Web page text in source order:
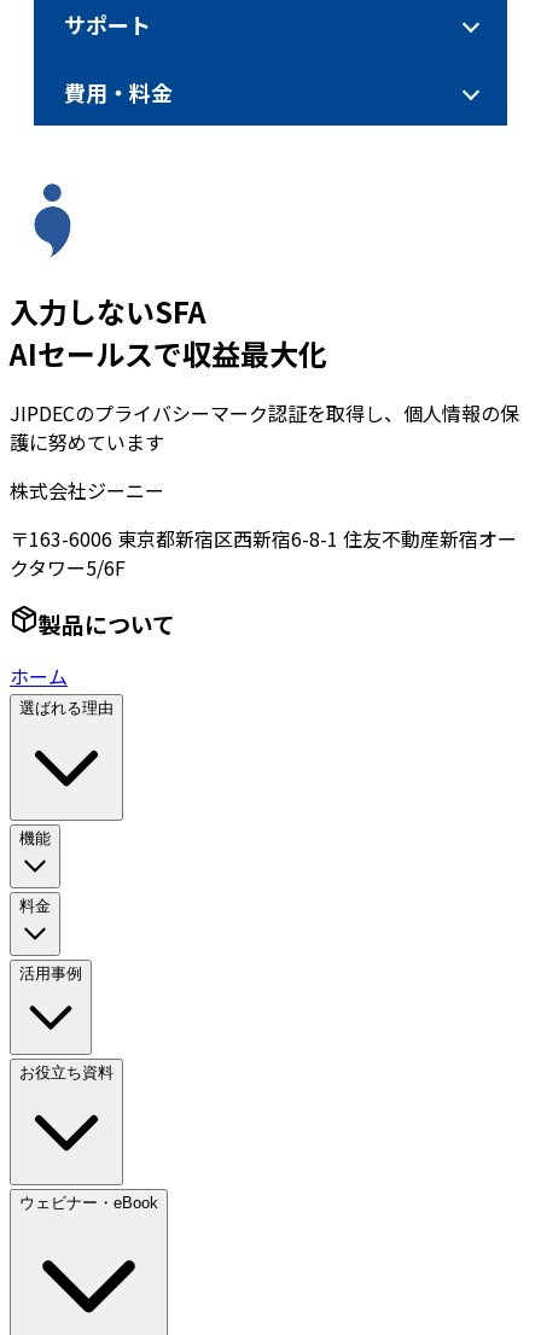
サポート
費用・料金
入力しないSFA
AIセールスで収益最大化
JIPDECのプライバシーマーク認証を取得し、個人情報の保
護に努めています
株式会社ジーニー
〒163-6006 東京都新宿区西新宿6-8-1 住友不動産新宿オー
クタワー5/6F
製品について
ホーム
選ばれる理由
機能
料金
活用事例
お役立ち資料
ウェビナー・eBook